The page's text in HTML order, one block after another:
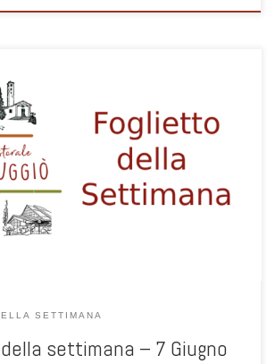
SETTIMANA
settimana – 7 Giugno